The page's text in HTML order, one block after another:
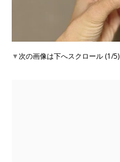
▼次の画像は下へスクロール (1/5)